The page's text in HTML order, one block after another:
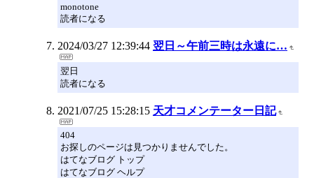
monotone
読者になる
2024/03/27 12:39:44 翌日～午前三時は永遠に…
翌日
読者になる
2021/07/25 15:28:15 天才コメンテーター日記
404
お探しのページは見つかりませんでした。
はてなブログ トップ
はてなブログ ヘルプ